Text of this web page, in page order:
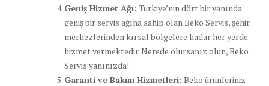
Geniş Hizmet Ağı: Türkiye’nin dört bir yanında
geniş bir servis ağına sahip olan Beko Servis, şehir
merkezlerinden kırsal bölgelere kadar her yerde
hizmet vermektedir. Nerede olursanız olun, Beko
Servis yanınızda!
Garanti ve Bakım Hizmetleri: Beko ürünleriniz